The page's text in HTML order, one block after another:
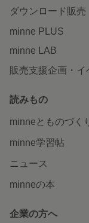
ダウンロード販売
minne PLUS
minne LAB
販売支援企画・イ
読みもの
minneとものづく
minne学習帖
ニュース
minneの本
企業の方へ